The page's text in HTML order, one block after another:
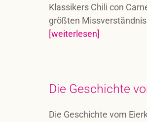
Klassikers Chili con Carne serviert / ©iko/depositphotos.com Fangen wir mit dem
größten
[weiterlesen]
Die Geschichte
Die Geschichte vom